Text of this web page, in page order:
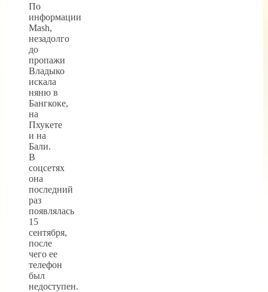
По
информации
Mash,
незадолго
до
пропажи
Владыко
искала
няню в
Бангкоке,
на
Пхукете
и на
Бали.
В
соцсетях
она
последний
раз
появлялась
15
сентября,
после
чего ее
телефон
был
недоступен.